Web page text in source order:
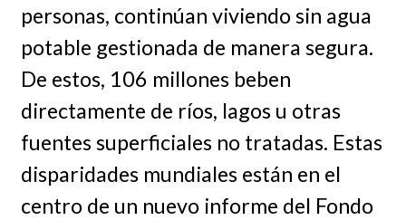
personas, continúan viviendo sin agua
potable gestionada de manera segura.
De estos, 106 millones beben
directamente de ríos, lagos u otras
fuentes superficiales no tratadas. Estas
disparidades mundiales están en el
centro de un nuevo informe del Fondo